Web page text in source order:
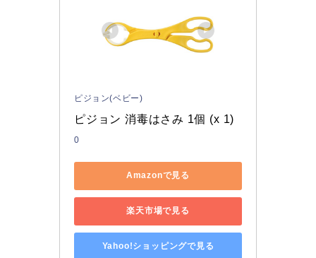
ピジョン(ベビー)
ピジョン 消毒はさみ 1個 (x 1)
0
Amazonで見る
楽天市場で見る
Yahoo!ショッピングで見る